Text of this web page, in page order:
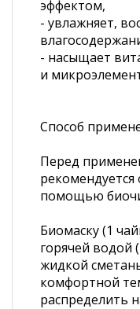
эффектом,
- увлажняет,
- насыщает
и
Способ
Перед
рекомендуется
помощью
Биомаску (1
горячей водой
жидкой
комфортной
распределить